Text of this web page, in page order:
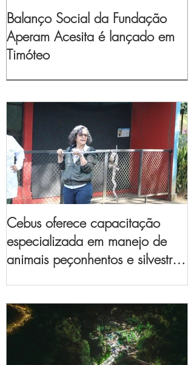
Balanço Social da Fundação
Aperam Acesita é lançado em
Timóteo
Cebus oferece capacitação
especializada em manejo de
animais peçonhentos e silvestres